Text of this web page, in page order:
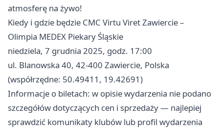
atmosferę na żywo!
Kiedy i gdzie będzie CMC Virtu Viret Zawiercie –
Olimpia MEDEX Piekary Śląskie
niedziela, 7 grudnia 2025, godz. 17:00
ul. Blanowska 40, 42-400 Zawiercie, Polska
(współrzędne: 50.49411, 19.42691)
Informacje o biletach: w opisie wydarzenia nie podano
szczegółów dotyczących cen i sprzedaży — najlepiej
sprawdzić komunikaty klubów lub profil wydarzenia